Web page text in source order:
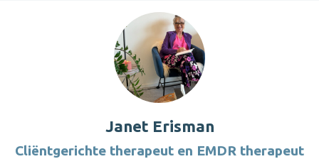
Janet Erisman
Cliëntgerichte therapeut en EMDR therapeut